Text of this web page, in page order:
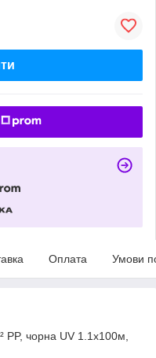
Оплата Умови
PP, чорна UV 1.1х100м,